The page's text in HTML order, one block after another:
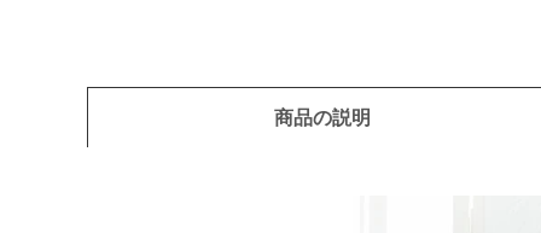
商品の説明